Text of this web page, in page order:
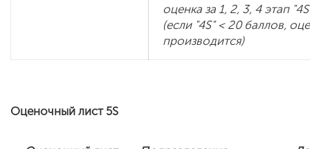
оценка за 1, 2, 3, 4 этап
(если "4S" < 20 баллов,
производится)
Оценочный лист 5S